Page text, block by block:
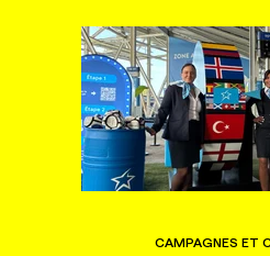
CAMPAGNES ET